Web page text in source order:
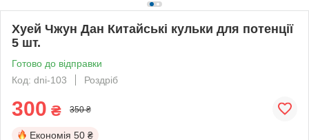
Хуей Чжун Дан Китайські кульки для потенції
5 шт.
Готово до відправки
Код: dni-103
Роздріб
300 ₴ 350 ₴
Економія 50 ₴